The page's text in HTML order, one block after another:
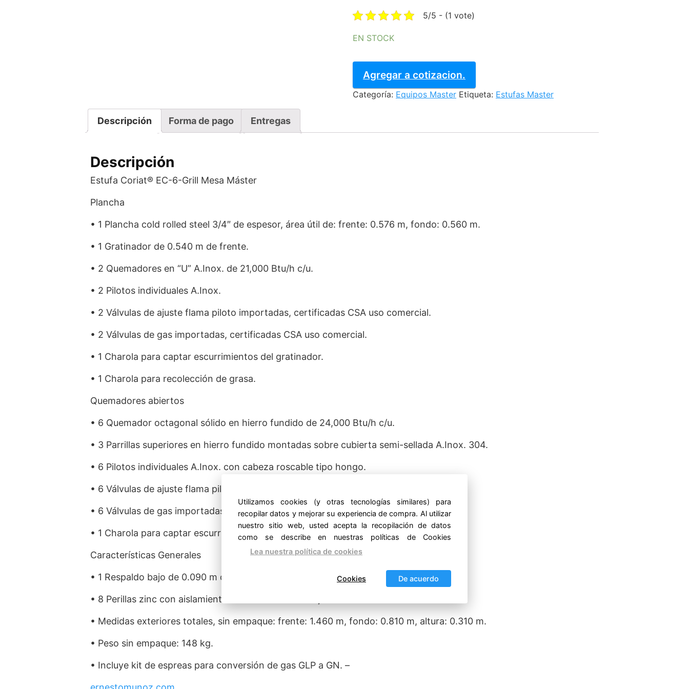
was:5/5 - (1 vote)
EN STOCK
CORIAT
EC-
DE
Agregar a cotizacion.
Categoría: Equipos Master Etiqueta: Estufas Master
Descripción Forma de pago Entregas
Descripción
Estufa Coriat® EC-6-Grill Mesa Máster
Plancha
• 1 Plancha cold rolled steel 3/4″ de espesor, área útil de: frente: 0.576 m, fondo: 0.560 m.
• 1 Gratinador de 0.540 m de frente.
• 2 Quemadores en “U” A.Inox. de 21,000 Btu/h c/u.
• 2 Pilotos individuales A.Inox.
• 2 Válvulas de ajuste flama piloto importadas, certificadas CSA uso comercial.
• 2 Válvulas de gas importadas, certificadas CSA uso comercial.
• 1 Charola para captar escurrimientos del gratinador.
• 1 Charola para recolección de grasa.
Quemadores abiertos
• 6 Quemador octagonal sólido en hierro fundido de 24,000 Btu/h c/u.
• 3 Parrillas superiores en hierro fundido montadas sobre cubierta semi-sellada A.Inox. 304.
• 6 Pilotos individuales A.Inox. con cabeza roscable tipo hongo.
• 6 Válvulas de ajuste flama piloto importadas, certificadas CSA uso comercial.
• 6 Válvulas de gas importadas, certificadas CSA uso comercial.
• 1 Charola para captar escurrimientos bajo las parrillas.
Características Generales
• 1 Respaldo bajo de 0.090 m de altura.
• 8 Perillas zinc con aislamiento térmico en silicón rojo.
• Medidas exteriores totales, sin empaque: frente: 1.460 m, fondo: 0.810 m, altura: 0.310 m.
• Peso sin empaque: 148 kg.
• Incluye kit de espreas para conversión de gas GLP a GN. –
Utilizamos cookies (y otras tecnologías similares) para
recopilar datos y mejorar su experiencia de compra. Al utilizar
nuestro sitio web, usted acepta la recopilación de datos
como se describe en nuestras políticas de Cookies
Lea nuestra política de cookies
De acuerdo
Cookies